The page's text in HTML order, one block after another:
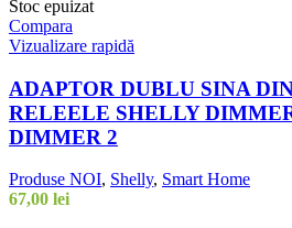
Stoc epuizat
Compara
Vizualizare rapidă
ADAPTOR DUBLU SINA
RELEELE SHELLY
DIMMER 2
Produse NOI, Shelly, Smart Home
67,00 lei